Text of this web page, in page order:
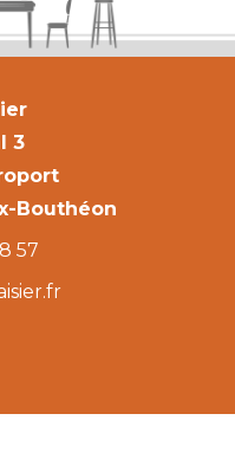
3
Bouthéon
57